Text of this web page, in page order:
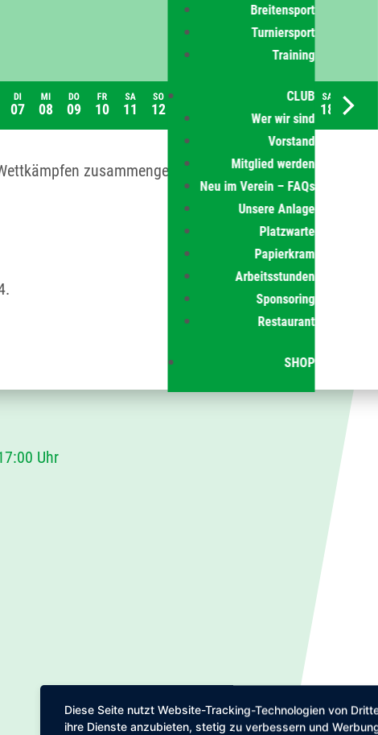
Breitensport
Turniersport
Training
CLUB
Wer wir sind
Vorstand
Mitglied werden
Neu im Verein – FAQs
Unsere Anlage
Platzwarte
Papierkram
Arbeitsstunden
Sponsoring
Restaurant
SHOP
zusammengestellt:
Uhr
Diese Seite nutzt Website-Tracking-Technologien von
ihre Dienste anzubieten, stetig zu verbessern und